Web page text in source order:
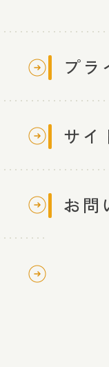
プラ
サイ
お問